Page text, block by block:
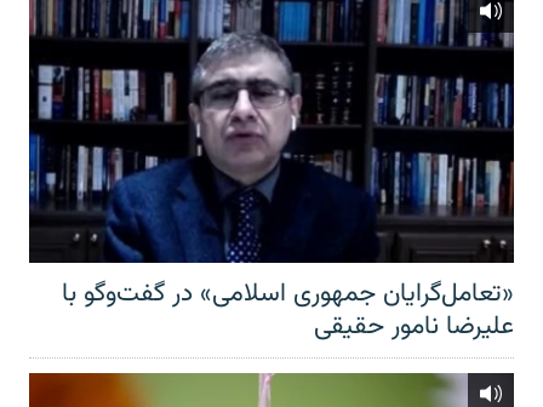
«تعامل‌گرایان جمهوری اسلامی» در گفت‌وگو با
علیرضا نامور حقیقی